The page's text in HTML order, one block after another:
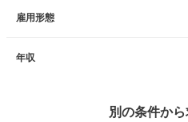
雇用形態
年収
別の条件か